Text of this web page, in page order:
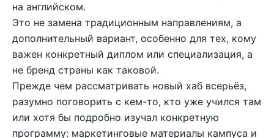
на английском.
Это не замена традиционным направлениям, а
дополнительный вариант, особенно для тех, кому
важен конкретный диплом или специализация, а
не бренд страны как таковой.
Прежде чем рассматривать новый хаб всерьёз,
разумно поговорить с кем-то, кто уже учился там
или хотя бы подробно изучал конкретную
программу: маркетинговые материалы кампуса и